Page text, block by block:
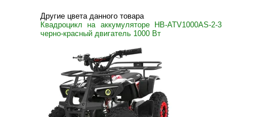
Другие цвета данного товара
Квадроцикл на аккумуляторе HB-ATV1000AS-2-3
черно-красный двигатель 1000 Вт